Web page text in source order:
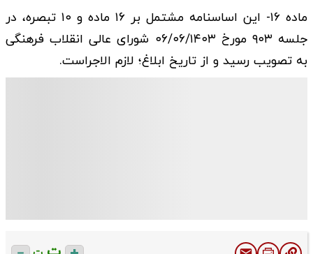
ماده ۱۶- این اساسنامه مشتمل بر ۱۶ ماده و ۱۰ تبصره، در
جلسه ۹۰۳ مورخ ۰۶/۰۶/۱۴۰۳ شورای عالی انقلاب فرهنگی
به تصویب رسید و از تاریخ ابلاغ؛ لازم الاجراست.